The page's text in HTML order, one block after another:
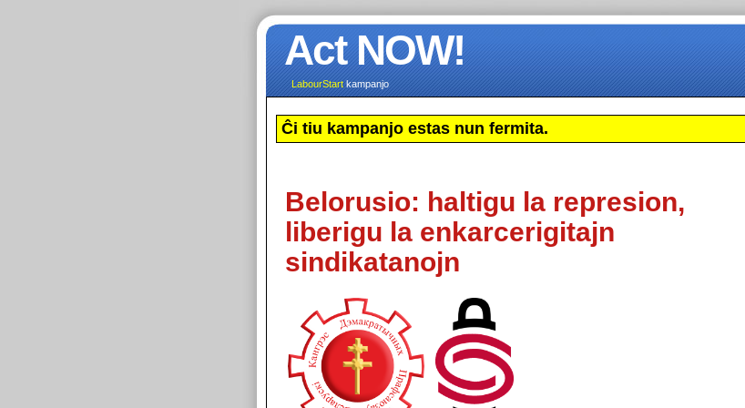
Act NOW!
LabourStartkampanjo
Ĉi tiu kampanjo estas nun fermita.
Belorusio: haltigu la represion,
liberigu la enkarcerigitajn
sindikatanojn